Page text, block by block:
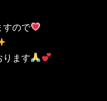
すので
ります